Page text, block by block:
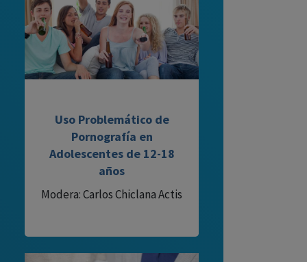
Uso Problemático de
Pornografía en
Adolescentes de 12-18
años
Modera: Carlos Chiclana Actis